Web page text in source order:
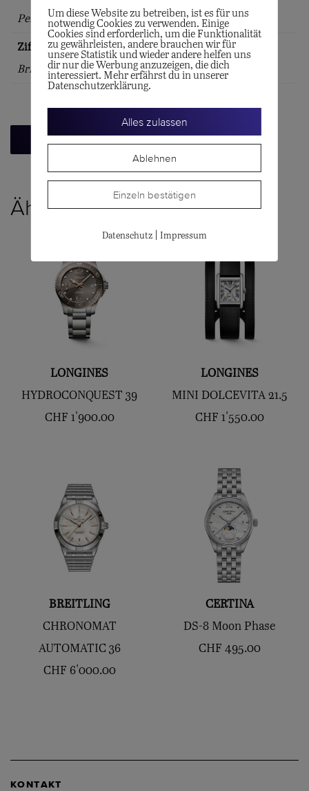
Perlmutt
Zifferblattindex
Brillanten
Zurück zur Übersicht
Ähnliche Produkte
LONGINES
HYDROCONQUEST 39
CHF 1'900.00
LONGINES
MINI DOLCEVITA 21.5
CHF 1'550.00
BREITLING
CHRONOMAT
AUTOMATIC 36
CHF 6'000.00
CERTINA
DS-8 Moon Phase
CHF 495.00
KONTAKT
Um diese Website zu betreiben, ist es für uns
notwendig Cookies zu verwenden. Einige
Cookies sind erforderlich, um die Funktionalität
zu gewährleisten, andere brauchen wir für
unsere Statistik und wieder andere helfen uns
dir nur die Werbung anzuzeigen, die dich
interessiert. Mehr erfährst du in unserer
Datenschutzerklärung.
Alles zulassen
Ablehnen
Einzeln bestätigen
Datenschutz| Impressum